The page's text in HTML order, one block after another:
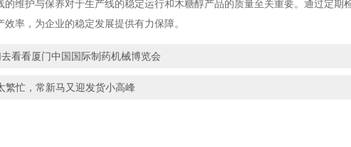
的维护与保养对于生产线的稳定运行和木糖醇产品的质量至关重要。通过定期
率，为企业的稳定发展提供有力保障。
看看厦门中国国际制药机械博览会
繁忙，常新马又迎发货小高峰